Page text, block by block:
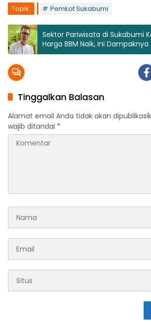
Topik: Pemkot Sukabumi
Sektor Pariwisata di Sukabumi
Harga BBM Naik, Ini Dampaknya
Tinggalkan Balasan
Alamat email Anda tidak akan
wajib ditandai *